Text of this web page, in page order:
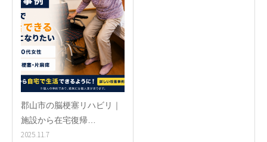
郡山市の脳梗塞リハビリ｜
施設から在宅復帰…
2025.11.7